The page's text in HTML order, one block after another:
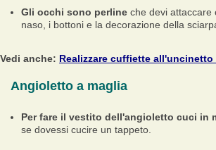
Gli occhi sono perline che devi attaccare
naso, i bottoni e la decorazione della
Vedi anche: Realizzare cuffiette
Angioletto a maglia
Per fare il vestito dell'angioletto cuci in
se dovessi cucire un tappeto.